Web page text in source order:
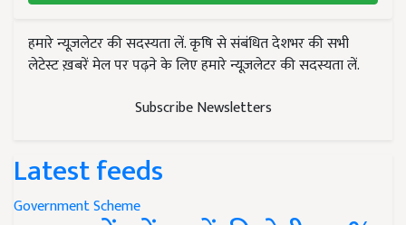
हमारे न्यूज़लेटर की सदस्यता लें. कृषि से संबंधित देशभर की सभी
लेटेस्ट ख़बरें मेल पर पढ़ने के लिए हमारे न्यूज़लेटर की सदस्यता लें.
Subscribe Newsletters
Latest feeds
Government Scheme